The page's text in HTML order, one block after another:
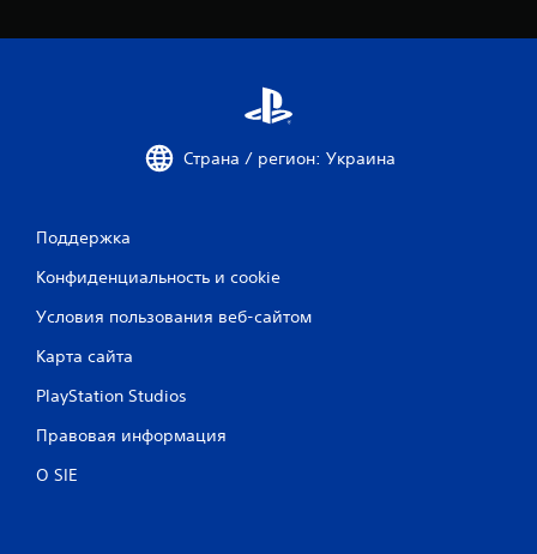
Страна / регион: Украина
Поддержка
Конфиденциальность и cookie
Условия пользования веб-сайтом
Карта сайта
PlayStation Studios
Правовая информация
О SIE